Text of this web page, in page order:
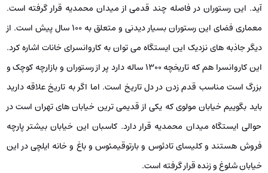
آید. این رستوران در فاصله چند قدمی از میدان محمدیه قرار گرفته است.
معماری فضای این رستوران بسیار دیدنی و متعلق به ۱۰۰ سال پیش است. از
دیگر جاذبه های نزدیک این ایستگاه می توان به کاروانسرای خانات اشاره کرد.
این کاروانسرا هم که تاریخچه ۱۳۰۰ ساله دارد پر از رستوران و بازارچه کوچک و
بزرگ است مناسب قدم زدن در دل تاریخ است. اما اگر به تاریخ علاقه دارید
باید بگوییم خیابان مولوی که یکی از قدیمی ترین خیابان های تهران است در
حوالی ایستگاه میدان محمدیه قرار دارد. کاسبان این خیابان بیشتر پارچه
فروش هستند و کلیسای تادئوس و بارتوقیمئوس و باغ و خانه ایلچی در این
خیابان شلوغ و زنده قرار گرفته است.